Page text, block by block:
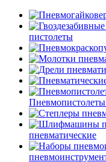
пистолеты
пневматические